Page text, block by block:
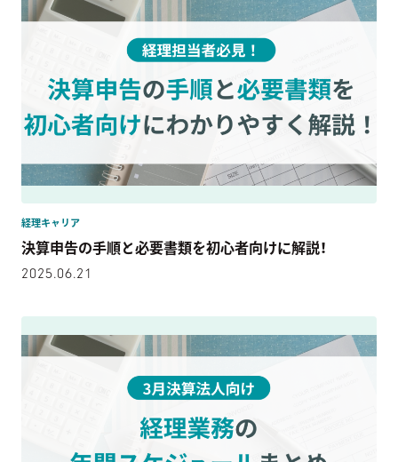
経理キャリア
決算申告の手順と必要書類を初心者向けに解説！
2025.06.21